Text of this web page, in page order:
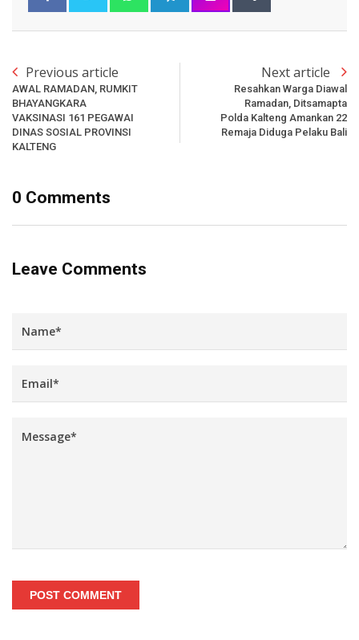
Previous article
AWAL RAMADAN, RUMKIT
BHAYANGKARA
VAKSINASI 161 PEGAWAI
DINAS SOSIAL PROVINSI
KALTENG
Next article
Resahkan Warga Diawal
Ramadan, Ditsamapta
Polda Kalteng Amankan 22
Remaja Diduga Pelaku Bali
0 Comments
Leave Comments
POST COMMENT